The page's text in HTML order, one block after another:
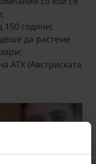
150 години;
да растеме
ATX (Австриската